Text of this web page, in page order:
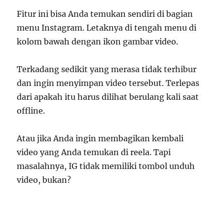
Fitur ini bisa Anda temukan sendiri di bagian
menu Instagram. Letaknya di tengah menu di
kolom bawah dengan ikon gambar video.
Terkadang sedikit yang merasa tidak terhibur
dan ingin menyimpan video tersebut. Terlepas
dari apakah itu harus dilihat berulang kali saat
offline.
Atau jika Anda ingin membagikan kembali
video yang Anda temukan di reela. Tapi
masalahnya, IG tidak memiliki tombol unduh
video, bukan?